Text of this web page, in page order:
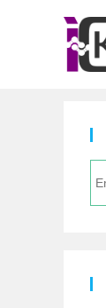
содержимому